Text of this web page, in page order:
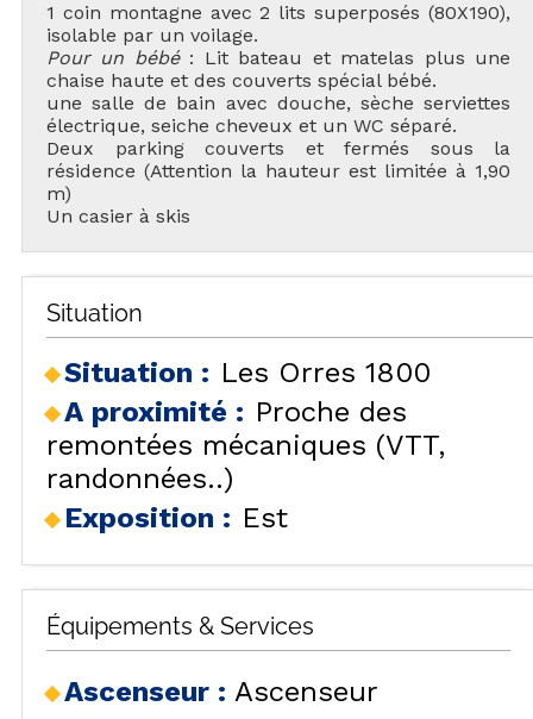
1 coin montagne avec 2 lits superposés (80X190),
isolable par un voilage.
Pour un bébé : Lit bateau et matelas plus une
chaise haute et des couverts spécial bébé.
une salle de bain avec douche, sèche serviettes
électrique, seiche cheveux et un WC séparé.
Deux parking couverts et fermés sous la
résidence (Attention la hauteur est limitée à 1,90
m)
Un casier à skis
Situation
Situation : Les Orres 1800
A proximité : Proche des
remontées mécaniques (VTT,
randonnées..)
Exposition : Est
Équipements & Services
Ascenseur : Ascenseur